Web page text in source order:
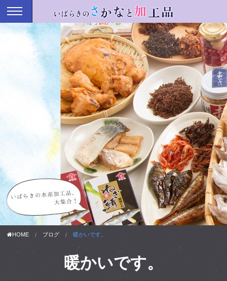
HOME ブログ 暖かいです。
暖かいです。